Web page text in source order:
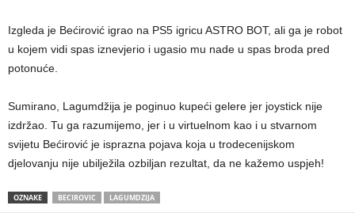
Izgleda je Bećirović igrao na PS5 igricu ASTRO BOT, ali ga je robot
u kojem vidi spas iznevjerio i ugasio mu nade u spas broda pred
potonuće.
Sumirano, Lagumdžija je poginuo kupeći gelere jer joystick nije
izdržao. Tu ga razumijemo, jer i u virtuelnom kao i u stvarnom
svijetu Bećirović je isprazna pojava koja u trodecenijskom
djelovanju nije ubilježila ozbiljan rezultat, da ne kažemo uspjeh!
OZNAKE BECIROVIC LAGUMDZIJA